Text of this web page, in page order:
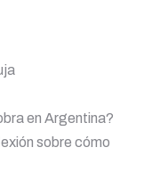
en Argentina?
sobre cómo